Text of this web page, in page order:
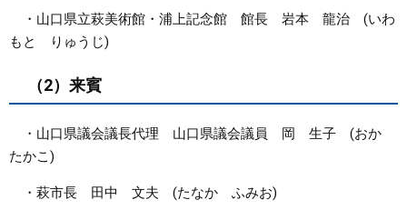
・山口県立萩美術館・浦上記念館 館長 岩本 龍治 (いわ
もと りゅうじ)
（2）来賓
・山口県議会議長代理 山口県議会議員 岡 生子 (おか
たかこ)
・萩市長 田中 文夫 (たなか ふみお)